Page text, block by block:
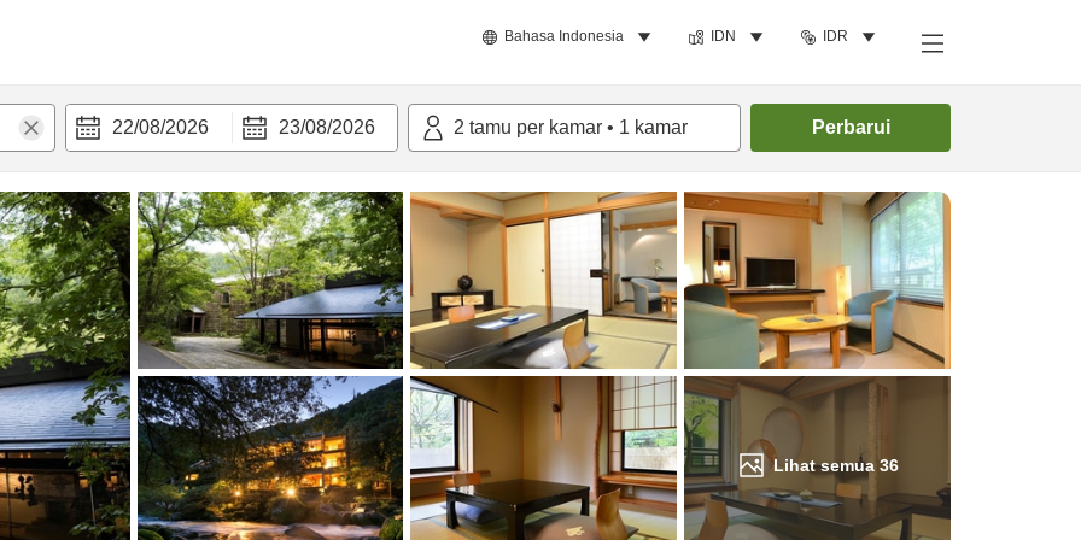
Bahasa Indonesia IDN IDR
22/08/2026 23/08/2026 2 tamu per kamar • 1 kamar Perbarui
Lihat semua 36
Cari kamar